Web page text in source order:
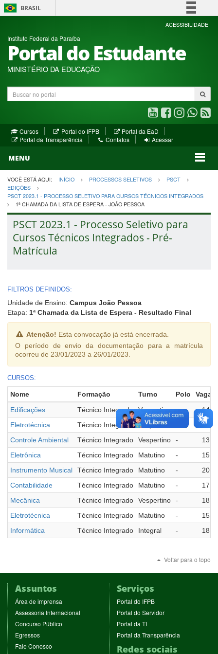
BRASIL
Simplifique!
Participe
ACESSIBILIDADE
Instituto Federal da Paraíba
Portal do Estudante
MINISTÉRIO DA EDUCAÇÃO
Buscar
no
Youtube
(abre
em
Facebook
(abre
Instagram
(abre
janela)
(abre
janela)
Cursos Portal do IFPB(abre
em
Portal da EaD
em
Portal da Transparência Contatos Acessar
MENU
VOCÊ ESTÁ AQUI: INÍCIO PROCESSOS SELETIVOS
PSCT
EDIÇÕES
PSCT 2023.1 - PROCESSO SELETIVO PARA CURSOS TÉCNICOS INTEGRADOS
1ª CHAMADA DA LISTA DE ESPERA - JOÃO PESSOA
PSCT 2023.1 - Processo Seletivo para
Cursos Técnicos Integrados - Pré-
Matrícula
FILTROS DEFINIDOS:
Unidade de Ensino: Campus João Pessoa
Etapa: 1ª Chamada da Lista de Espera - Resultado Final
Atenção! Esta convocação já está encerrada.
O período de envio da documentação para a matrícula
ocorreu de 23/01/2023 a 26/01/2023.
CURSOS:
Nome Formação Turno Polo
Vagas
Edificações
Técnico Integrado Vespertino -
14
Eletrotécnica
Técnico Integrado Vespertino
17
Controle Ambiental
Técnico Integrado Vespertino -
13
Eletrônica
Técnico Integrado Matutino -
15
Instrumento Musical
Técnico Integrado Matutino -
20
Contabilidade
Técnico Integrado Matutino -
17
Mecânica
Técnico Integrado Vespertino -
18
Eletrotécnica
Técnico Integrado Matutino -
15
Informática
Técnico Integrado Integral - 18
Voltar para o topo
Assuntos
Área de imprensa
em
nova
Assessoria Internacional
Concurso Público
Egressos(abre
nova
Fale Conosco
Serviços
Portal do IFPB(abre
em
nova
Portal do Servidor(abre
janela)
Portal da TI(abre
nova
janela)
Portal da Transparência
Redes sociais